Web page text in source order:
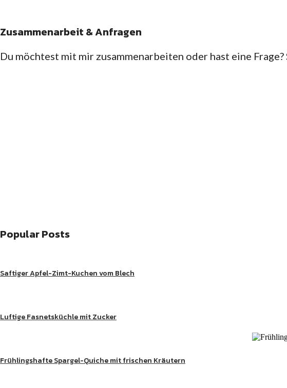
Zusammenarbeit & Anfragen
Du möchtest mit mir zusammenarbeiten oder hast eine
Popular Posts
Saftiger Apfel-Zimt-Kuchen vom Blech
Luftige Fasnetsküchle mit Zucker
Frühlingshafte Spargel-Quiche mit frischen Kräutern